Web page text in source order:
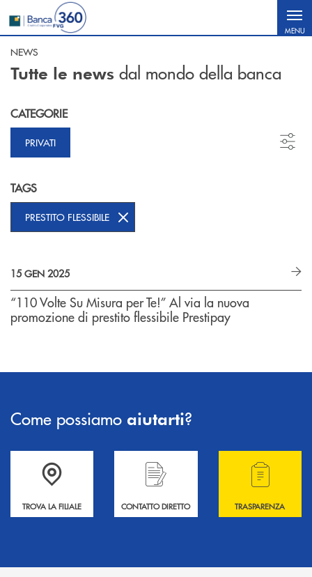
Salta al contenuto principale
MENU
NEWS
Tutte le news dal mondo della banca
CATEGORIE
PRIVATI
TAGS
PRESTITO FLESSIBILE
15 GEN 2025
“110 Volte Su Misura per Te!” Al via la nuova
promozione di prestito flessibile Prestipay
Come possiamo aiutarti?
Accedi all' elenco completo delle filiali .
TROVA LA FILIALE
Hai bisogno di informazioni? Contattaci !
CONTATTO DIRETTO
Hai bisogno di
TRASPARENZA